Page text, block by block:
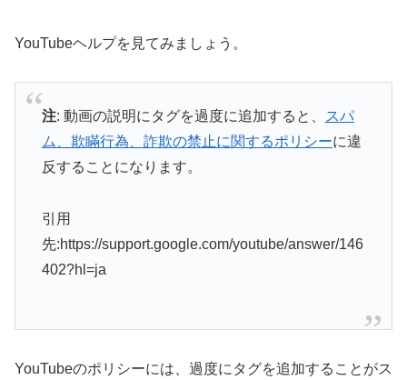
YouTubeヘルプを見てみましょう。
注: 動画の説明にタグを過度に追加すると、
スパ
ム、欺瞞行為、詐欺の禁止に関するポリシーに違
反することになります。
引用
先:https://support.google.com/youtube/answer/146
402?hl=ja
YouTubeのポリシーには、過度にタグを追加することがス